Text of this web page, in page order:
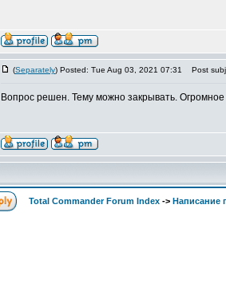
(Separately) Posted: Tue Aug 03, 2021 07:31 Post
Вопрос решен. Тему можно закрывать.
Total Commander Forum Index -> Написание